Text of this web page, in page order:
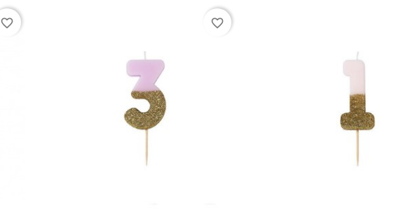
favorite_border favorite_border